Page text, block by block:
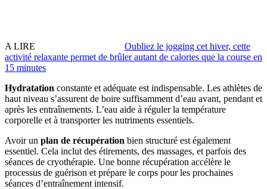
A LIRE
Oubliez le jogging cet hiver, cette
activité relaxante permet de brûler autant de calories que la course en
15 minutes
Hydratation constante et adéquate est indispensable. Les athlètes de
haut niveau s’assurent de boire suffisamment d’eau avant, pendant et
après les entraînements. L’eau aide à réguler la température
corporelle et à transporter les nutriments essentiels.
Avoir un plan de récupération bien structuré est également
essentiel. Cela inclut des étirements, des massages, et parfois des
séances de cryothérapie. Une bonne récupération accélère le
processus de guérison et prépare le corps pour les prochaines
séances d’entraînement intensif.